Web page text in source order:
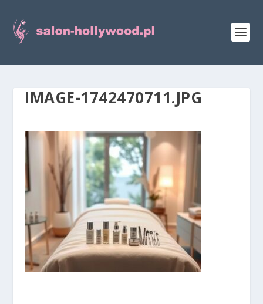
IMAGE-1742470711.JPG